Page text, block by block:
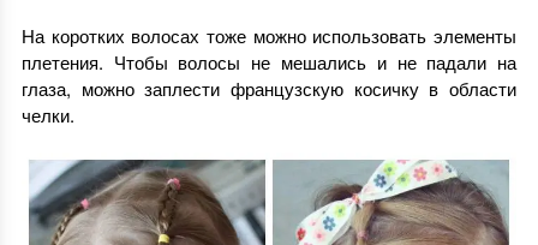
На коротких волосах тоже можно использовать элементы
плетения. Чтобы волосы не мешались и не падали на
глаза, можно заплести французскую косичку в области
челки.